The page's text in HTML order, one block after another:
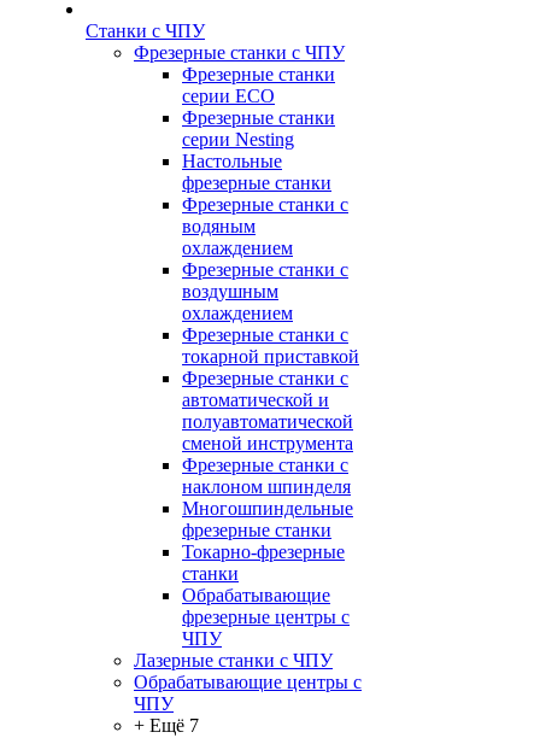
Станки с ЧПУ
Фрезерные станки с ЧПУ
Фрезерные станки
серии ECO
Фрезерные станки
серии Nesting
Настольные
фрезерные станки
Фрезерные станки с
водяным
охлаждением
Фрезерные станки с
воздушным
охлаждением
Фрезерные станки с
токарной приставкой
Фрезерные станки с
автоматической и
полуавтоматической
сменой инструмента
Фрезерные станки с
наклоном шпинделя
Многошпиндельные
фрезерные станки
Токарно-фрезерные
станки
Обрабатывающие
фрезерные центры с
ЧПУ
Лазерные станки с ЧПУ
Обрабатывающие центры с
ЧПУ
+ Ещё 7